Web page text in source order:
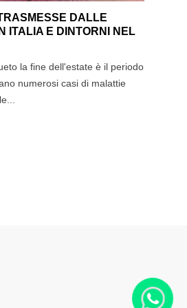
DALLE
ITALIA E DINTORNI NEL
la fine dell'estate è il periodo
numerosi casi di malattie